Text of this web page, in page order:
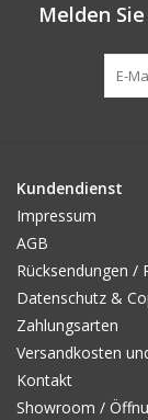
Melden
Kundendienst
Impressum
AGB
Rücksendungen /
Datenschutz &
Zahlungsarten
Versandkosten
Kontakt
Showroom /